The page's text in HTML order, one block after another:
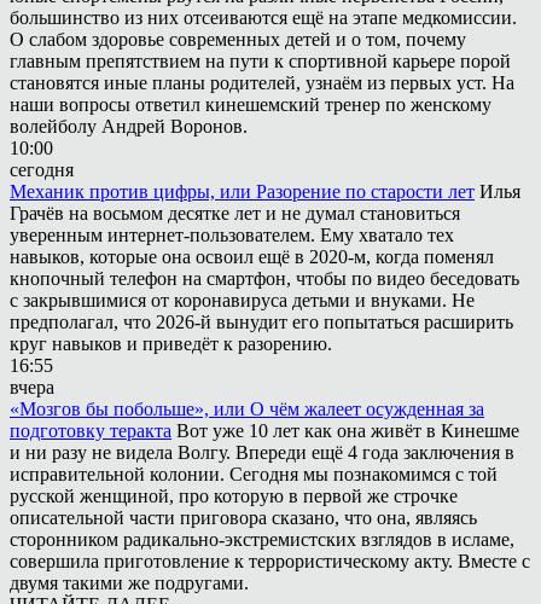
большинство из них отсеиваются ещё на этапе медкомиссии.
О слабом здоровье современных детей и о том, почему
главным препятствием на пути к спортивной карьере порой
становятся иные планы родителей, узнаём из первых уст. На
наши вопросы ответил кинешемский тренер по женскому
волейболу Андрей Воронов.
10:00
сегодня
Механик против цифры, или Разорение по старости лет Илья
Грачёв на восьмом десятке лет и не думал становиться
уверенным интернет-пользователем. Ему хватало тех
навыков, которые она освоил ещё в 2020-м, когда поменял
кнопочный телефон на смартфон, чтобы по видео беседовать
с закрывшимися от коронавируса детьми и внуками. Не
предполагал, что 2026-й вынудит его попытаться расширить
круг навыков и приведёт к разорению.
16:55
вчера
«Мозгов бы побольше», или О чём жалеет осужденная за
подготовку теракта Вот уже 10 лет как она живёт в Кинешме
и ни разу не видела Волгу. Впереди ещё 4 года заключения в
исправительной колонии. Сегодня мы познакомимся с той
русской женщиной, про которую в первой же строчке
описательной части приговора сказано, что она, являясь
сторонником радикально-экстремистских взглядов в исламе,
совершила приготовление к террористическому акту. Вместе с
двумя такими же подругами.